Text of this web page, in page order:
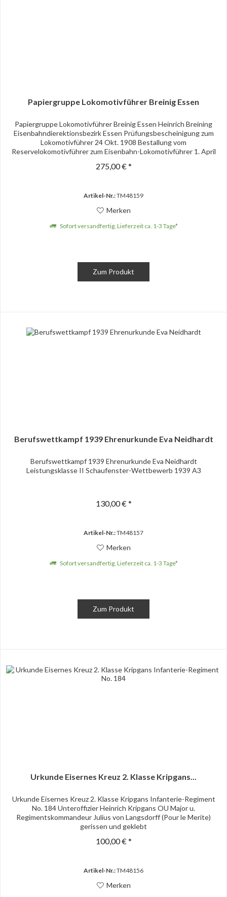
Papiergruppe Lokomotivführer Breinig Essen
Papiergruppe Lokomotivführer Breinig Essen Heinrich Breining
Eisenbahndierektionsbezirk Essen Prüfungsbescheinigung zum
Lokomotivführer 24 Okt. 1908 Bestallung vom
Reservelokomotivführer zum Eisenbahn-Lokomotivführer 1. April
275,00 € *
Artikel-Nr.:TM48159
Merken
Sofort versandfertig, Lieferzeit ca. 1-3 Tage*
Zum Produkt
Berufswettkampf 1939 Ehrenurkunde Eva Neidhardt
Berufswettkampf 1939 Ehrenurkunde Eva Neidhardt
Leistungsklasse II Schaufenster-Wettbewerb 1939 A3
130,00 € *
Artikel-Nr.:TM48157
Merken
Sofort versandfertig, Lieferzeit ca. 1-3 Tage*
Zum Produkt
Urkunde Eisernes Kreuz 2. Klasse Kripgans...
Urkunde Eisernes Kreuz 2. Klasse Kripgans Infanterie-Regiment
No. 184 Unteroffizier Heinrich Kripgans OU Major u.
Regimentskommandeur Julius von Langsdorff (Pour le Merite)
gerissen und geklebt
100,00 € *
Artikel-Nr.:TM48156
Merken